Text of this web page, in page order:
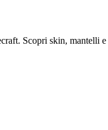
Scopri skin, mantelli